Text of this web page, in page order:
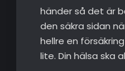
händer så det är
den säkra sidan
hellre en
lite. Din hälsa ska